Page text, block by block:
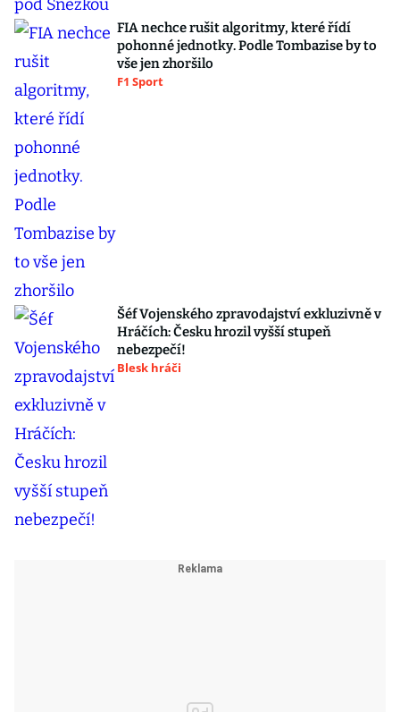
FIA nechce rušit algoritmy, které řídí
pohonné jednotky. Podle Tombazise by to
vše jen zhoršilo
F1 Sport
Šéf Vojenského zpravodajství exkluzivně v
Hráčích: Česku hrozil vyšší stupeň
nebezpečí!
Blesk hráči